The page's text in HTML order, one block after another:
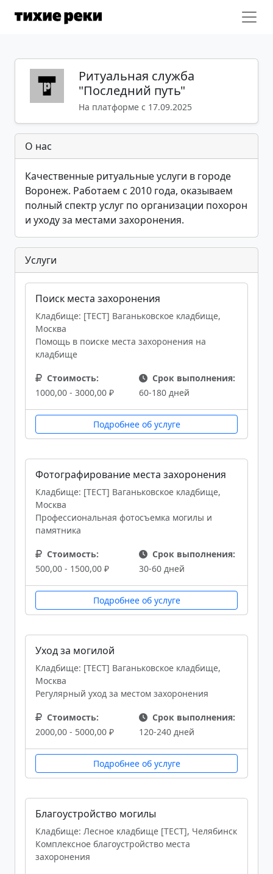
Ритуальная служба
"Последний путь"
На платформе с 17.09.2025
О нас
Качественные ритуальные услуги в городе
Воронеж. Работаем с 2010 года, оказываем
полный спектр услуг по организации похорон
и уходу за местами захоронения.
Услуги
Поиск места захоронения
Кладбище: [ТЕСТ] Ваганьковское кладбище,
Москва
Помощь в поиске места захоронения на
кладбище
Стоимость:
1000,00 - 3000,00 ₽
Срок выполнения:
60-180 дней
Подробнее об услуге
Фотографирование места захоронения
Кладбище: [ТЕСТ] Ваганьковское кладбище,
Москва
Профессиональная фотосъемка могилы и
памятника
Стоимость:
500,00 - 1500,00 ₽
Срок выполнения:
30-60 дней
Подробнее об услуге
Уход за могилой
Кладбище: [ТЕСТ] Ваганьковское кладбище,
Москва
Регулярный уход за местом захоронения
Стоимость:
2000,00 - 5000,00 ₽
Срок выполнения:
120-240 дней
Подробнее об услуге
Благоустройство могилы
Кладбище: Лесное кладбище [ТЕСТ], Челябинск
Комплексное благоустройство места
захоронения